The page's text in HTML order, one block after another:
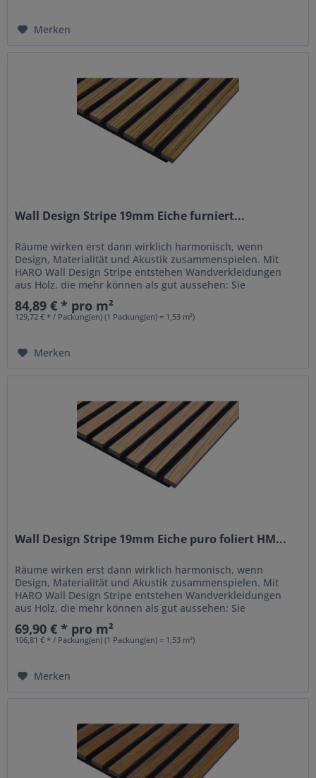
Merken
Wall Design Stripe 19mm Eiche furniert...
Räume wirken erst dann wirklich harmonisch, wenn
Design, Materialität und Akustik zusammenspielen. Mit
HARO Wall Design Stripe entstehen Wandverkleidungen
aus Holz, die mehr können als gut aussehen: Sie
strukturieren Räume, setzen...
84,89 € * pro m²
129,72 € * / Packung(en) (1 Packung(en) = 1,53 m²)
Merken
Wall Design Stripe 19mm Eiche puro foliert HM...
Räume wirken erst dann wirklich harmonisch, wenn
Design, Materialität und Akustik zusammenspielen. Mit
HARO Wall Design Stripe entstehen Wandverkleidungen
aus Holz, die mehr können als gut aussehen: Sie
strukturieren Räume, setzen...
69,90 € * pro m²
106,81 € * / Packung(en) (1 Packung(en) = 1,53 m²)
Merken